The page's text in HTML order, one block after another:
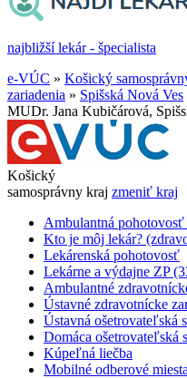
najbližší lekár - špecialista
e-VÚC » Košický
zariadenia » Spišská Nová Ves
MUDr. Jana Kubičárová,
Košický
samosprávny kraj zmeniť kraj
Ambulantná
Kto je môj lekár?
Lekárenská pohotovosť
Lekárne a výdajne ZP
Ambulantné
Ústavné zdravotnícke
Ústavná ošetrovateľská
Domáca ošetrovateľská
Kúpeľná liečba
Mobilné odberové